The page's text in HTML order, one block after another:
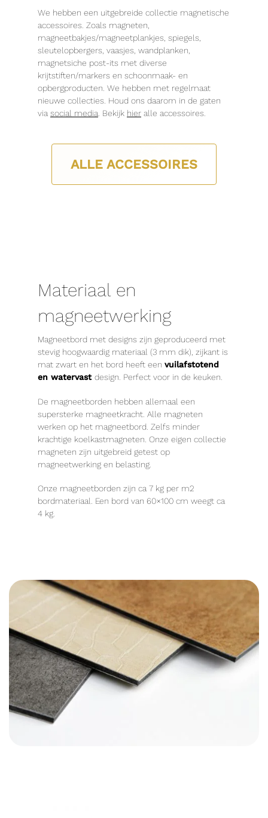
We hebben een uitgebreide collectie magnetische
accessoires. Zoals magneten,
magneetbakjes/magneetplankjes, spiegels,
sleutelopbergers, vaasjes, wandplanken,
magnetsiche post-its met diverse
krijtstiften/markers en schoonmaak- en
opbergproducten. We hebben met regelmaat
nieuwe collecties. Houd ons daarom in de gaten
via social media . Bekijk hier alle accessoires.
ALLE ACCESSOIRES
Materiaal en
magneetwerking
Magneetbord met designs zijn geproduceerd met
stevig hoogwaardig materiaal (3 mm dik), zijkant is
mat zwart en het bord heeft een vuilafstotend
en watervast design. Perfect voor in de keuken.
De magneetborden hebben allemaal een
supersterke magneetkracht. Alle magneten
werken op het magneetbord. Zelfs minder
krachtige koelkastmagneten. Onze eigen collectie
magneten zijn uitgebreid getest op
magneetwerking en belasting.
Onze magneetborden zijn ca 7 kg per m2
bordmateriaal. Een bord van 60×100 cm weegt ca
4 kg.